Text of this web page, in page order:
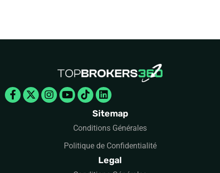
Facebook-
f
X-
twitter
Instagram
Youtube
TiktokLinkedin
Sitemap
Conditions Générales
Politique de Confidentialité
Legal